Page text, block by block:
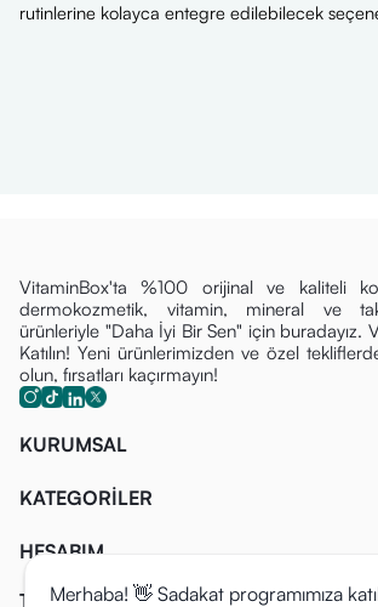
rutinlerine kolayca entegre edilebilecek
VitaminBox'ta %100 orijinal ve kaliteli
dermokozmetik, vitamin, mineral ve
ürünleriyle "Daha İyi Bir Sen" için buradayız.
Katılın! Yeni ürünlerimizden ve özel
olun, fırsatları kaçırmayın!
KURUMSAL
KATEGORİLER
HESABIM
Tüm Fırsatlardan İlk Siz Haberdar Olun!
Merhaba! 👋 Sadakat programımıza